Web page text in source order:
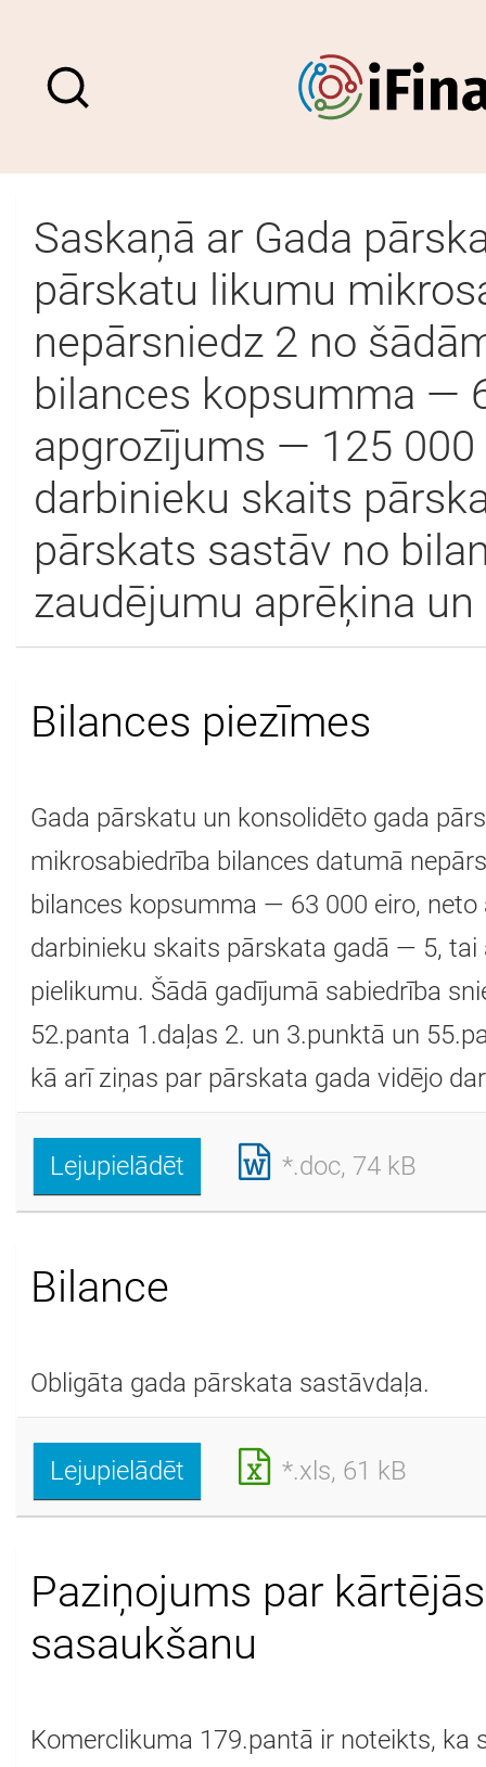
Saskaņā ar Gada
pārskatu likumu
nepārsniedz 2 no
bilances kopsumma —
apgrozījums — 125 000
darbinieku skaits
pārskats sastāv no
zaudējumu aprēķina
Bilances piezīmes
Gada pārskatu un konsolidēto gada
mikrosabiedrība bilances datumā
bilances kopsumma — 63 000 eiro,
darbinieku skaits pārskata gadā — 5,
pielikumu. Šādā gadījumā sabiedrība
52.panta 1.daļas 2. un 3.punktā un
kā arī ziņas par pārskata gada vidējo
Lejupielādēt *.doc, 74 kB
Bilance
Obligāta gada pārskata sastāvdaļa.
Lejupielādēt *.xls, 61 kB
Paziņojums par
sasaukšanu
Komerclikuma 179.pantā ir noteikts, ka